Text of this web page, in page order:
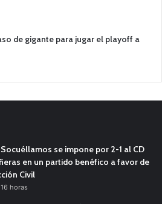
de gigante para jugar el playoff a
Socuéllamos se impone por 2-1 al CD
en un partido benéfico a favor de
Civil
horas